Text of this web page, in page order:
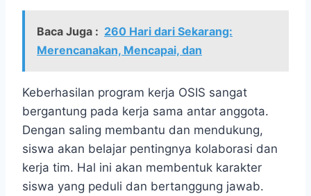
Baca Juga : 260 Hari dari Sekarang:
Merencanakan, Mencapai, dan
Keberhasilan program kerja OSIS sangat
bergantung pada kerja sama antar anggota.
Dengan saling membantu dan mendukung,
siswa akan belajar pentingnya kolaborasi dan
kerja tim. Hal ini akan membentuk karakter
siswa yang peduli dan bertanggung jawab.